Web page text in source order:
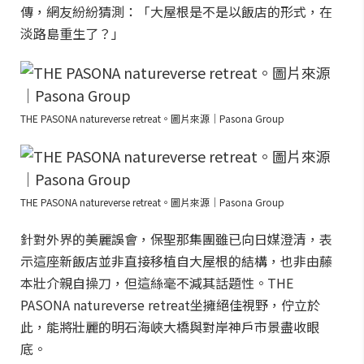
傳，網友紛紛猜測：「大屋根是不是以飯店的形式，在
淡路島重生了？」
THE PASONA natureverse retreat。圖片來源｜Pasona Group
THE PASONA natureverse retreat。圖片來源｜Pasona Group
針對外界的美麗誤會，保聖那集團雖已向日媒澄清，表
示這座新飯店並非直接移植自大屋根的結構，也非由藤
本壯介親自操刀，但這絲毫不減其話題性。THE
PASONA natureverse retreat坐擁絕佳視野，佇立於
此，能將壯麗的明石海峽大橋與對岸神戶市景盡收眼
底。